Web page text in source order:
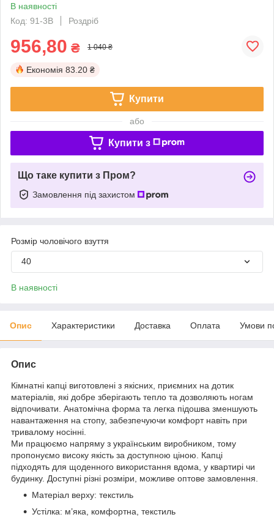
В наявності
Код: 91-3B
Роздріб
956,80 ₴ 1 040 ₴
Економія 83.20 ₴
Купити
або
Купити з
Що таке купити з Пром?
Замовлення під захистом
Розмір чоловічого взуття
40
В наявності
Опис Характеристики Доставка Оплата Умови
Опис
Кімнатні капці виготовлені з якісних, приємних на дотик
матеріалів, які добре зберігають тепло та дозволяють ногам
відпочивати. Анатомічна форма та легка підошва зменшують
навантаження на стопу, забезпечуючи комфорт навіть при
тривалому носінні.
Ми працюємо напряму з українським виробником, тому
пропонуємо високу якість за доступною ціною. Капці
підходять для щоденного використання вдома, у квартирі чи
будинку. Доступні різні розміри, можливе оптове замовлення.
Матеріал верху: текстиль
Устілка: м’яка, комфортна, текстиль